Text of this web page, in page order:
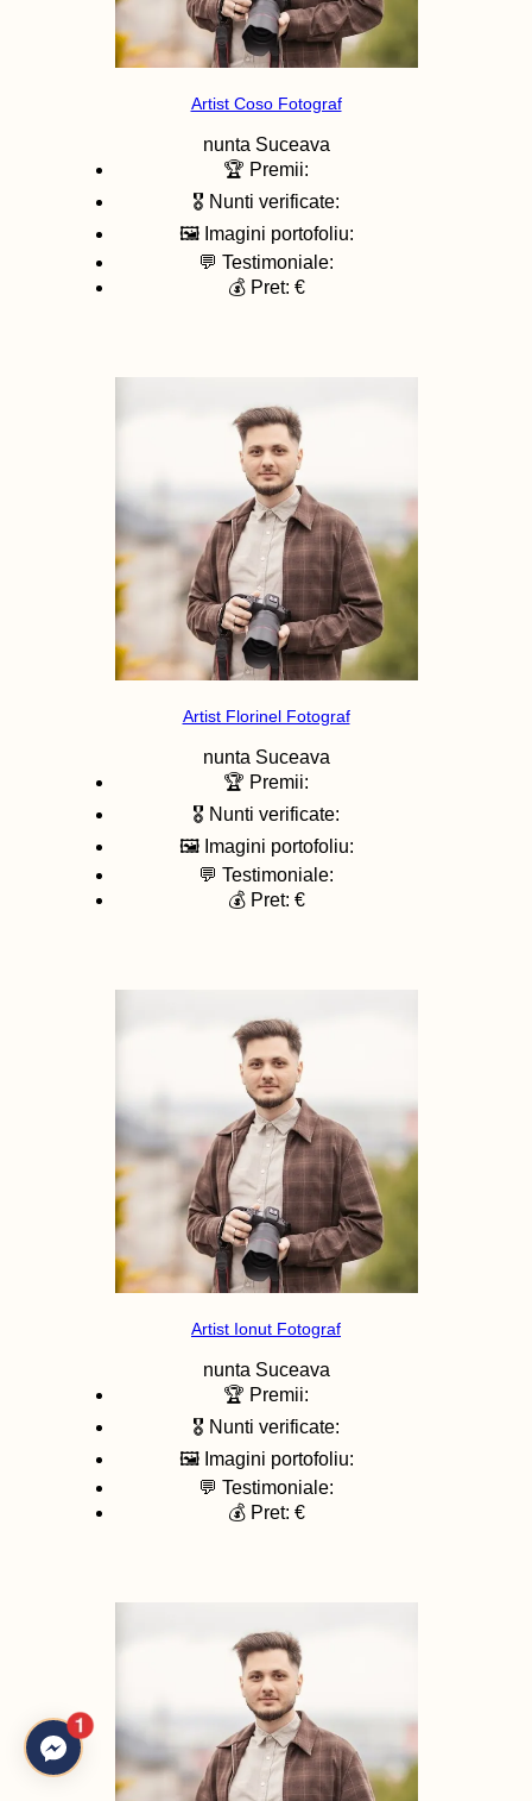
Artist Coso Fotograf
nunta Suceava
🏆 Premii:
🎖️ Nunti verificate:
🖼️ Imagini portofoliu:
💬 Testimoniale:
💰 Pret: €
Artist Florinel Fotograf
nunta Suceava
🏆 Premii:
🎖️ Nunti verificate:
🖼️ Imagini portofoliu:
💬 Testimoniale:
💰 Pret: €
Artist Ionut Fotograf
nunta Suceava
🏆 Premii:
🎖️ Nunti verificate:
🖼️ Imagini portofoliu:
💬 Testimoniale:
💰 Pret: €